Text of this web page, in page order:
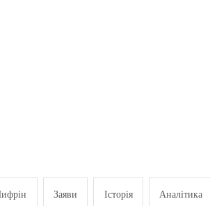
Заяви Історія Аналітика